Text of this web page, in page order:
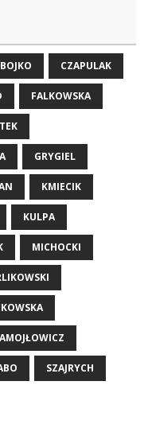
BOJKO CZAPULAK
FALKOWSKA
GRYGIEL
KMIECIK
KULPA
MICHOCKI
SZAJRYCH